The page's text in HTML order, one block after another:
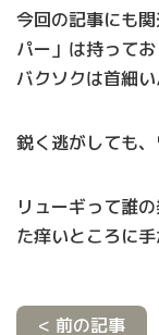
今回の記事にも
パー」は持ってお
バクソクは首細い
鋭く逃がしても、
リューギって誰
た痒いところに
< 前の記事